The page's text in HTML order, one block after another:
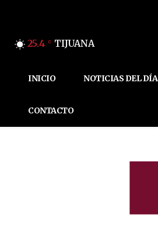
25.4 C TIJUANA
INICIO NOTICIAS DEL DÍA
CONTACTO